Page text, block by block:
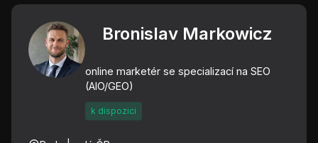
Bronislav Markowicz
online marketér se specializací na SEO
(AIO/GEO)
k dispozici